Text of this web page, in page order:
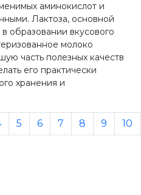
аминокислот и
Лактоза, основной
образовании вкусового
молоко
часть полезных качеств
его практически
хранения и
5 6 7 8 9 10